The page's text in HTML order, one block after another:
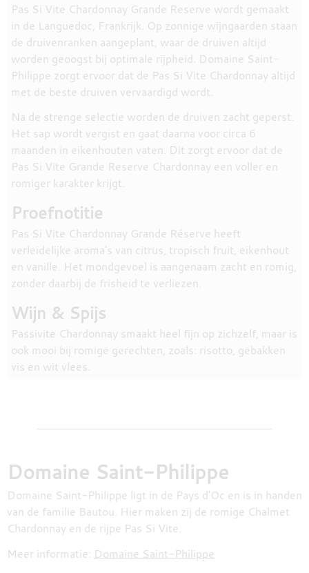
Pas Si Vite Chardonnay Grande Reserve wordt gemaakt
in de Languedoc, Frankrijk. Op zonnige wijngaarden staan
de druivenranken aangeplant, waar de druiven altijd
worden geoogst bij optimale rijpheid. Domaine Saint-
Philippe zorgt ervoor dat de Pas Si Vite Chardonnay altijd
met de beste druiven vervaardigd wordt.
Na de strenge selectie worden de druiven zacht geperst.
Het sap wordt vergist en gaat daarna voor circa 6
maanden in eikenhouten vaten. Dit zorgt ervoor dat de
Pas Si Vite Grande Reserve Chardonnay een voller en
romiger karakter krijgt.
Proefnotitie
Pas Si Vite Chardonnay Grande Réserve heeft
verleidelijke aroma's van citrus, tropisch fruit, eikenhout
en vanille. Het mondgevoel is aangenaam zacht en romig,
zonder daarbij de frisheid te verliezen.
Wijn & Spijs
Passivite Chardonnay smaakt heel fijn op zichzelf, maar is
ook mooi bij romige gerechten, zoals: risotto, gebakken
vis en wit vlees.
Domaine Saint-Philippe
Domaine Saint-Philippe ligt in de Pays d'Oc en is in handen
van de familie Bautou. Hier maken zij de romige Chalmet
Chardonnay en de rijpe Pas Si Vite.
Meer informatie: Domaine Saint-Philippe